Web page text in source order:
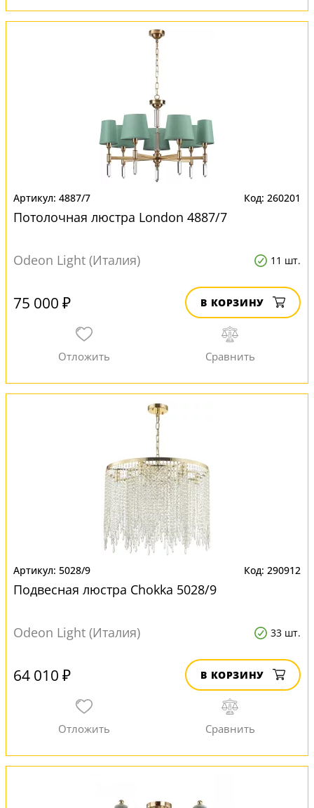
4887/7 260201
Потолочная люстра London 4887/7
Odeon Light (Италия) 11 шт.
75 000 ₽ В КОРЗИНУ
5028/9 290912
Подвесная люстра Chokka 5028/9
Odeon Light (Италия) 33 шт.
64 010 ₽ В КОРЗИНУ